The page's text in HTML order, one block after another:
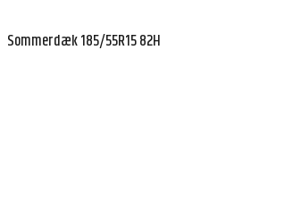
Sommerdæk 185/55R15 82H